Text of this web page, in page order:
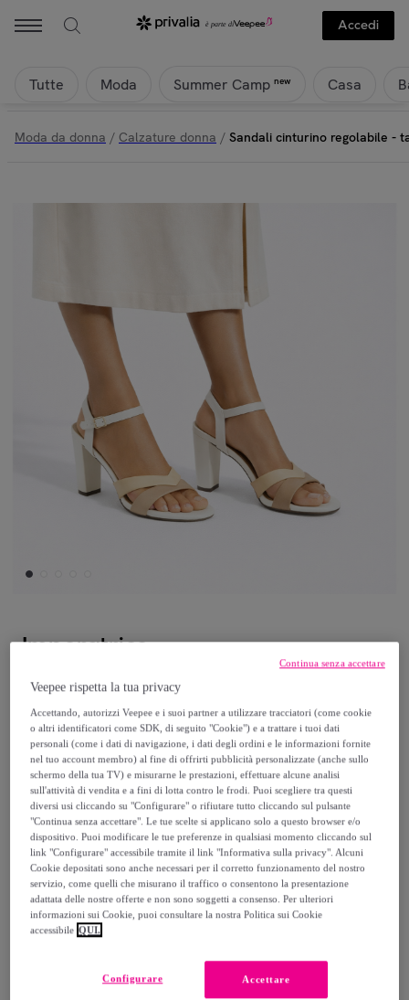
Accedi
Tutte Moda Summer Camp new Casa
Moda da donna / Calzature donna / Sandali cinturino regolabile -
Imperatrice
Sandali cinturino regolabile - tacco 9,5 cm
19,90 €
133,00 €
-85%
Venduto daImperatrice Srl
Consegna
Veepee rispetta la tua privacy
Accettando, autorizzi Veepee e i suoi partner a utilizzare tracciatori (come cookie
o altri identificatori come SDK, di seguito "Cookie") e a trattare i tuoi dati
personali (come i dati di navigazione, i dati degli ordini e le informazioni fornite
nel tuo account membro) al fine di offrirti pubblicità personalizzate (anche sullo
schermo della tua TV) e misurarne le prestazioni, effettuare alcune analisi
sull'attività di vendita e a fini di lotta contro le frodi. Puoi scegliere tra questi
diversi usi cliccando su "Configurare" o rifiutare tutto cliccando sul pulsante
"Continua senza accettare". Le tue scelte si applicano solo a questo browser e/o
dispositivo. Puoi modificare le tue preferenze in qualsiasi momento cliccando sul
link "Configurare" accessibile tramite il link "Informativa sulla privacy". Alcuni
Cookie depositati sono anche necessari per il corretto funzionamento del nostro
servizio, come quelli che misurano il traffico o consentono la presentazione
adattata delle nostre offerte e non sono soggetti a consenso. Per ulteriori
informazioni sui Cookie, puoi consultare la nostra Politica sui Cookie
accessibile QUI.
Accettare
Configurare
Continua senza accettare